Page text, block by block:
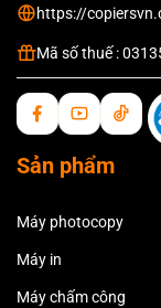
https://
Mã số thuế :
Sản phẩm
Máy photocopy
Máy in
Máy chấm công